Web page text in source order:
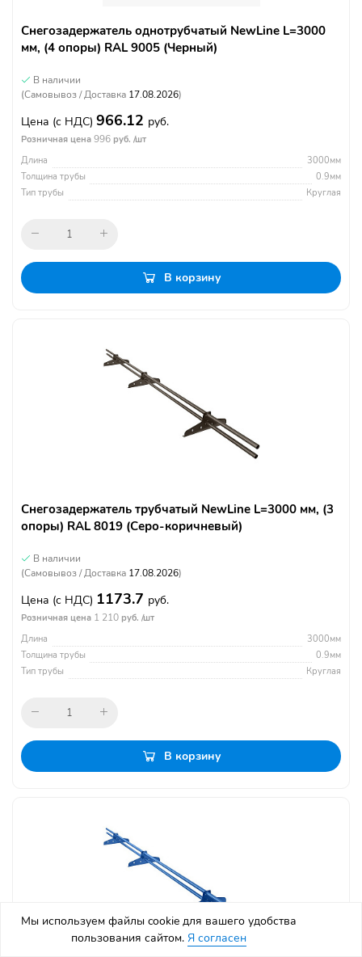
Снегозадержатель однотрубчатый NewLine L=3000
мм, (4 опоры) RAL 9005 (Черный)
В наличии
(Самовывоз / Доставка 17.08.2026)
Цена (с НДС) 966.12 руб.
Розничная цена 996 руб. /шт
Длина
3000мм
Толщина трубы
0.9мм
Тип трубы
Круглая
В корзину
Снегозадержатель трубчатый NewLine L=3000 мм, (3
опоры) RAL 8019 (Серо-коричневый)
В наличии
(Самовывоз / Доставка 17.08.2026)
Цена (с НДС) 1173.7 руб.
Розничная цена 1 210 руб. /шт
Длина
3000мм
Толщина трубы
0.9мм
Тип трубы
Круглая
В корзину
Мы используем файлы cookie для вашего удобства
пользования сайтом. Я согласен